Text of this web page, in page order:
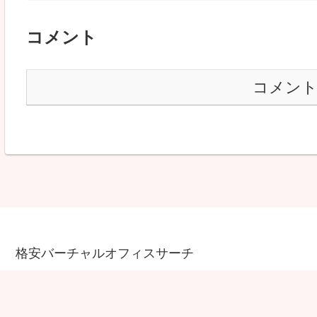
コメント
コメン
格安バーチャルオフィスサーチ